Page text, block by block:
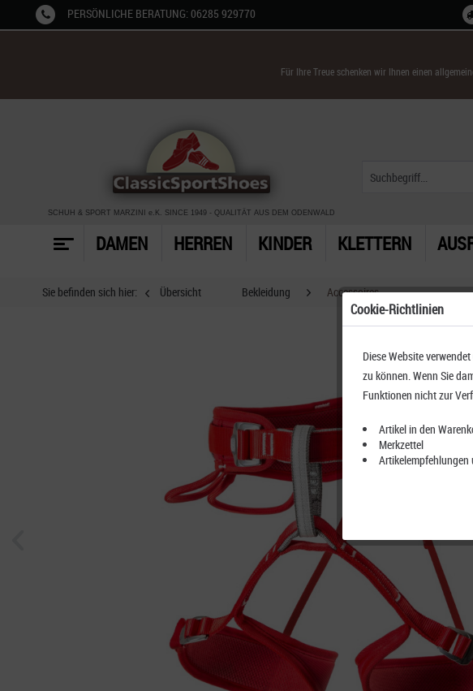
PERSÖNLICHE BERATUNG: 06285 929770
Für Ihre Treue schenken wir Ihnen einen
SCHUH & SPORT MARZINI e.K. SINCE 1949 - QUALITÄT AUS DEM ODENWALD
DAMEN HERREN KINDER KLETTERN
Sie befinden sich hier: Übersicht Bekleidung Accessoires
Cookie-Richtlinien
Diese Website
zu können. Wenn Sie
Funktionen nicht zur
Artikel in den
Merkzettel
Artikelempfehlungen